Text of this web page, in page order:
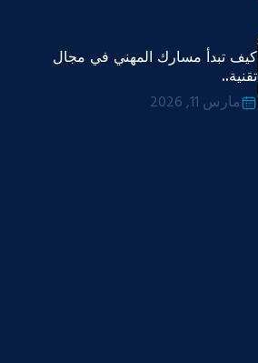
كيف تبدأ مسارك المهني في مجال
تقنية..
مارس 11, 2026